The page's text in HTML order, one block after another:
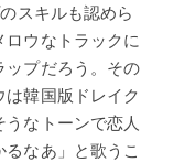
スキルも認めら
ウなトラックに
ップだろう。その
韓国版ドレイク
なトーンで恋人
なあ」と歌うこ